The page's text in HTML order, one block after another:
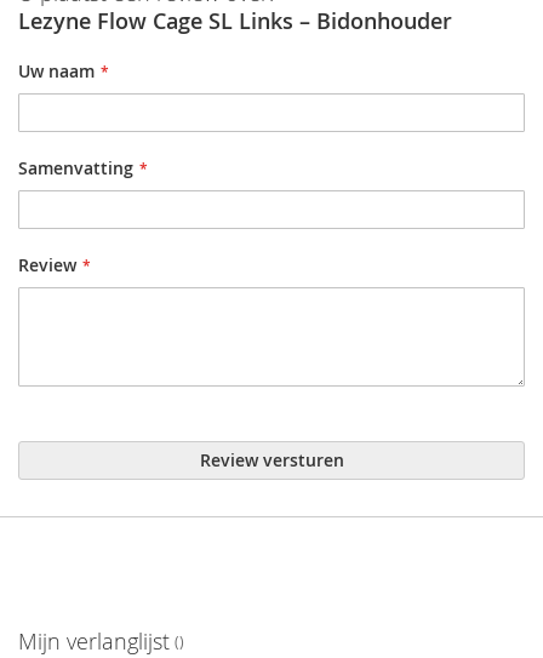
Lezyne Flow Cage SL Links – Bidonhouder
Uw naam
Samenvatting
Review
Review versturen
Mijn verlanglijst